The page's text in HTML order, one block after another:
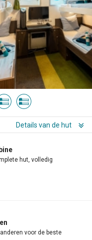
Details van de hut
hut, volledig
voor de beste